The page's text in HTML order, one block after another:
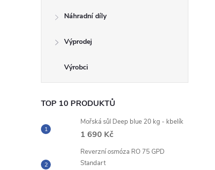
Náhradní díly
Výprodej
TOP 10 PRODUKTŮ
Mořská sůl Deep blue 20 kg - kbelík
1 690 Kč
Reverzní osmóza RO 75 GPD
Standart